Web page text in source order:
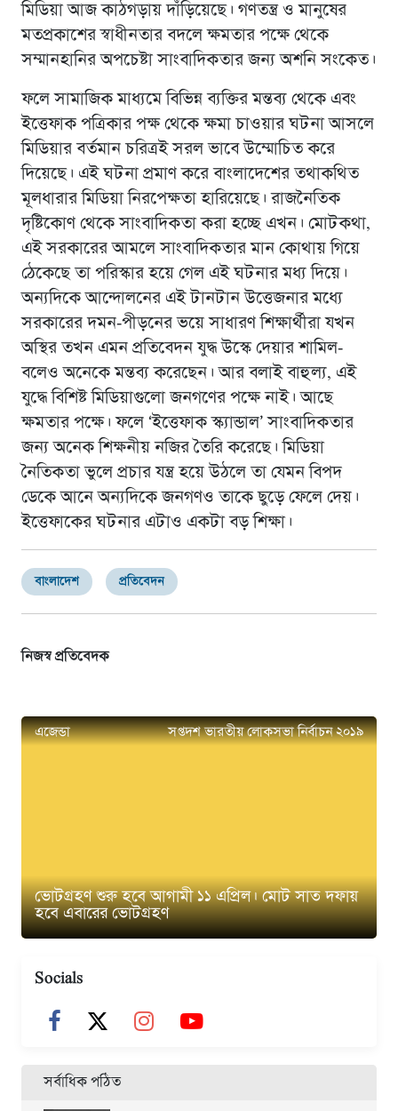
মিডিয়া আজ কাঠগড়ায় দাঁড়িয়েছে। গণতন্ত্র ও মানুষের
মতপ্রকাশের স্বাধীনতার বদলে ক্ষমতার পক্ষে থেকে
সম্মানহানির অপচেষ্টা সাংবাদিকতার জন্য অশনি সংকেত।
ফলে সামাজিক মাধ্যমে বিভিন্ন ব্যক্তির মন্তব্য থেকে এবং
ইত্তেফাক পত্রিকার পক্ষ থেকে ক্ষমা চাওয়ার ঘটনা আসলে
মিডিয়ার বর্তমান চরিত্রই সরল ভাবে উম্মোচিত করে
দিয়েছে। এই ঘটনা প্রমাণ করে বাংলাদেশের তথাকথিত
মূলধারার মিডিয়া নিরপেক্ষতা হারিয়েছে। রাজনৈতিক
দৃষ্টিকোণ থেকে সাংবাদিকতা করা হচ্ছে এখন। মোটকথা,
এই সরকারের আমলে সাংবাদিকতার মান কোথায় গিয়ে
ঠেকেছে তা পরিস্কার হয়ে গেল এই ঘটনার মধ্য দিয়ে।
অন্যদিকে আন্দোলনের এই টানটান উত্তেজনার মধ্যে
সরকারের দমন-পীড়নের ভয়ে সাধারণ শিক্ষার্থীরা যখন
অস্থির তখন এমন প্রতিবেদন যুদ্ধ উস্কে দেয়ার শামিল-
বলেও অনেকে মন্তব্য করেছেন। আর বলাই বাহুল্য, এই
যুদ্ধে বিশিষ্ট মিডিয়াগুলো জনগণের পক্ষে নাই। আছে
ক্ষমতার পক্ষে। ফলে ‘ইত্তেফাক স্ক্যান্ডাল’ সাংবাদিকতার
জন্য অনেক শিক্ষনীয় নজির তৈরি করেছে। মিডিয়া
নৈতিকতা ভুলে প্রচার যন্ত্র হয়ে উঠলে তা যেমন বিপদ
ডেকে আনে অন্যদিকে জনগণও তাকে ছুড়ে ফেলে দেয়।
ইত্তেফাকের ঘটনার এটাও একটা বড় শিক্ষা।
বাংলাদেশ প্রতিবেদন
নিজস্ব প্রতিবেদক
এজেন্ডা সপ্তদশ ভারতীয় লোকসভা নির্বাচন ২০১৯
ভোটগ্রহণ শুরু হবে আগামী ১১ এপ্রিল। মোট সাত দফায়
হবে এবারের ভোটগ্রহণ
Socials
সর্বাধিক পঠিত